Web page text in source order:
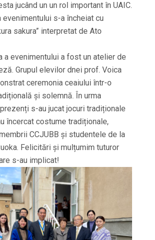
jucând un un rol important în UAIC.
evenimentului s-a încheiat cu
sakura” interpretat de Ato
a evenimentului a fost un atelier de
Grupul elevilor dnei prof. Voica
ceremonia ceaiului într-o
și solemnă. În urma
s-au jucat jocuri tradiționale
încercat costume tradiționale,
CCJUBB și studentele de la
Felicitări și mulțumim tuturor
s-au implicat!